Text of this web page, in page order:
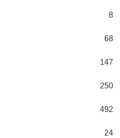
8
68
147
250
492
24